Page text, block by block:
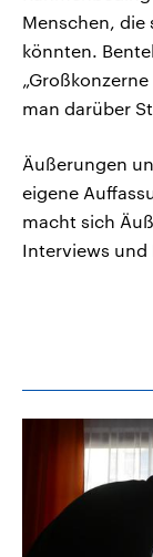
Menschen, die
könnten.
man darüber
Äußerungen
eigene
macht sich
Interviews und